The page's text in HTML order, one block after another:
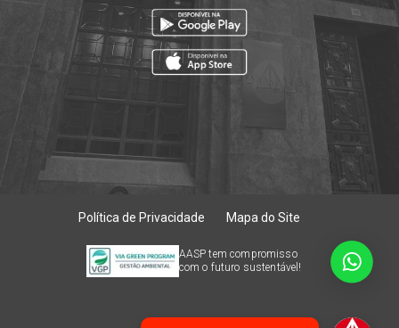
Política de Privacidade Mapa do Site
AASP tem compromisso
com o futuro sustentável!